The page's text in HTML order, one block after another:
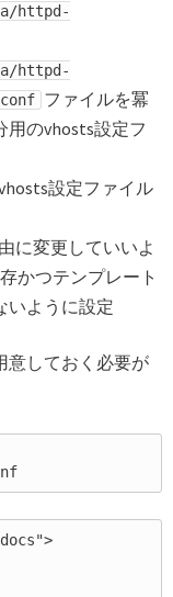
httpd-
httpd-
ファイルを冪
用のvhosts設定フ
設定ファイル
に変更していいよ
かつテンプレート
いように設定
意しておく必要が